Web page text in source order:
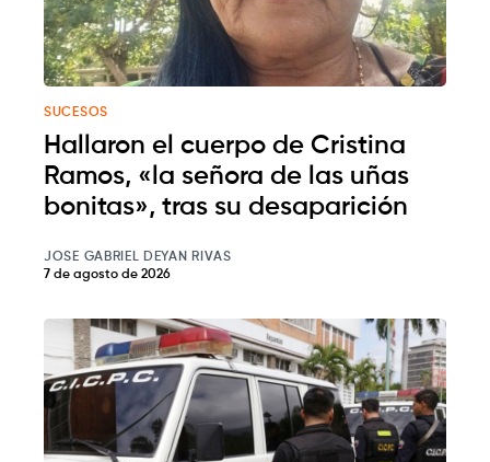
SUCESOS
Hallaron el cuerpo de Cristina
Ramos, «la señora de las uñas
bonitas», tras su desaparición
JOSE GABRIEL DEYAN RIVAS
7 de agosto de 2026